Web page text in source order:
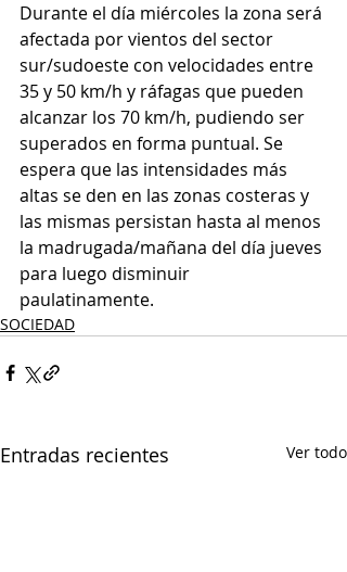
Durante el día miércoles la zona será
afectada por vientos del sector
sur/sudoeste con velocidades entre
35 y 50 km/h y ráfagas que pueden
alcanzar los 70 km/h, pudiendo ser
superados en forma puntual. Se
espera que las intensidades más
altas se den en las zonas costeras y
las mismas persistan hasta al menos
la madrugada/mañana del día jueves
para luego disminuir
paulatinamente.
SOCIEDAD
Entradas recientes Ver todo